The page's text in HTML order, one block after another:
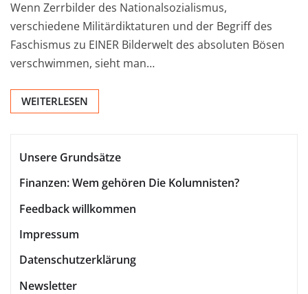
Wenn Zerrbilder des Nationalsozialismus,
verschiedene Militärdiktaturen und der Begriff des
Faschismus zu EINER Bilderwelt des absoluten Bösen
verschwimmen, sieht man…
WEITERLESEN
Unsere Grundsätze
Finanzen: Wem gehören Die Kolumnisten?
Feedback willkommen
Impressum
Datenschutzerklärung
Newsletter